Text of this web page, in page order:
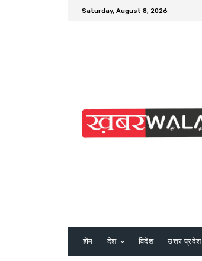
Saturday, August 8, 2026
होम देश विदेश उत्तर प्रदेश